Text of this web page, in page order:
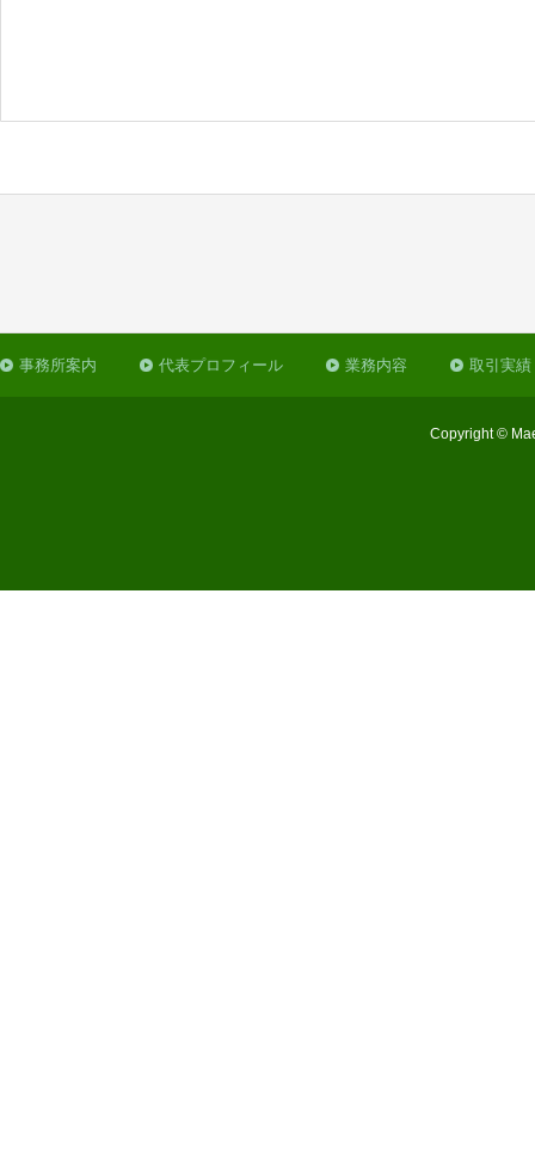
事務所案内 代表プロフィール 業務内容 取引実績
Copyright ©